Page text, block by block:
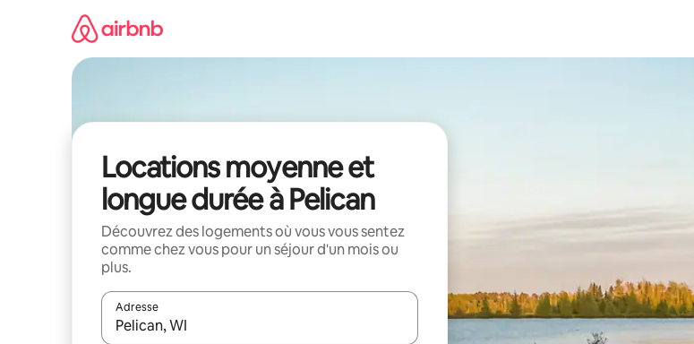
Locations moyenne et
longue durée à Pelican
Découvrez des logements où vous vous sentez
comme chez vous pour un séjour d'un mois ou
plus.
Adresse
Lorsque les résultats s'affichent, utilisez les flèches vers le haut et vers le bas pour les parcourir ou